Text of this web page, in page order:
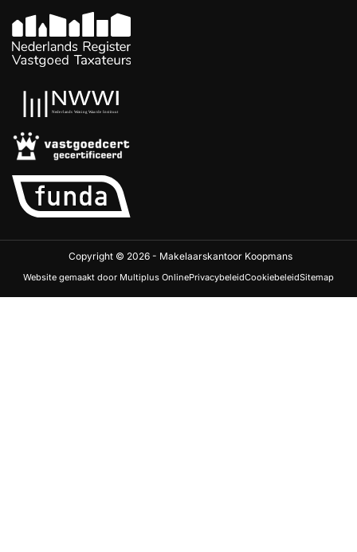
Copyright © 2026 - Makelaarskantoor Koopmans
Website gemaakt door Multiplus OnlinePrivacybeleidCookiebeleidSitemap